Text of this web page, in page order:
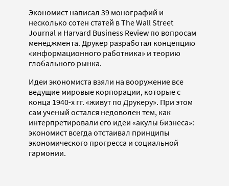
Экономист написал 39 монографий и
несколько сотен статей в The Wall Street
Journal и Harvard Business Review по вопросам
менеджмента. Друкер разработал концепцию
«информационного работника» и теорию
глобального рынка.
Идеи экономиста взяли на вооружение все
ведущие мировые корпорации, которые с
конца 1940-х гг. «живут по Друкеру». При этом
сам ученый остался недоволен тем, как
интерпретировали его идеи «акулы бизнеса»:
экономист всегда отстаивал принципы
экономического прогресса и социальной
гармонии.